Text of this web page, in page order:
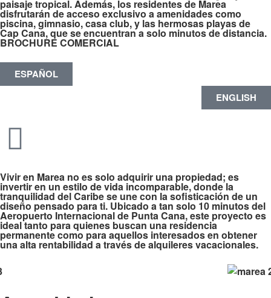
paisaje tropical. Además, los residentes de Marea
disfrutarán de acceso exclusivo a amenidades como
piscina, gimnasio, casa club, y las hermosas playas de
Cap Cana, que se encuentran a solo minutos de distancia.
BROCHURE COMERCIAL
ESPAÑOL
ENGLISH
Vivir en Marea no es solo adquirir una propiedad; es
invertir en un estilo de vida incomparable, donde la
tranquilidad del Caribe se une con la sofisticación de un
diseño pensado para ti. Ubicado a tan solo 10 minutos del
Aeropuerto Internacional de Punta Cana, este proyecto es
ideal tanto para quienes buscan una residencia
permanente como para aquellos interesados en obtener
una alta rentabilidad a través de alquileres vacacionales.